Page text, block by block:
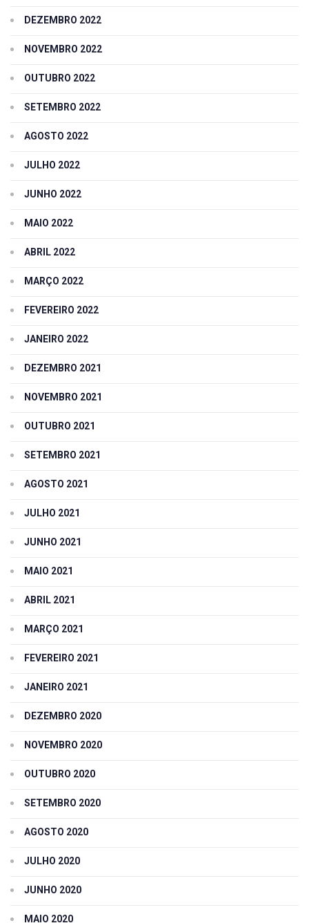
DEZEMBRO 2022
NOVEMBRO 2022
OUTUBRO 2022
SETEMBRO 2022
AGOSTO 2022
JULHO 2022
JUNHO 2022
MAIO 2022
ABRIL 2022
MARÇO 2022
FEVEREIRO 2022
JANEIRO 2022
DEZEMBRO 2021
NOVEMBRO 2021
OUTUBRO 2021
SETEMBRO 2021
AGOSTO 2021
JULHO 2021
JUNHO 2021
MAIO 2021
ABRIL 2021
MARÇO 2021
FEVEREIRO 2021
JANEIRO 2021
DEZEMBRO 2020
NOVEMBRO 2020
OUTUBRO 2020
SETEMBRO 2020
AGOSTO 2020
JULHO 2020
JUNHO 2020
MAIO 2020